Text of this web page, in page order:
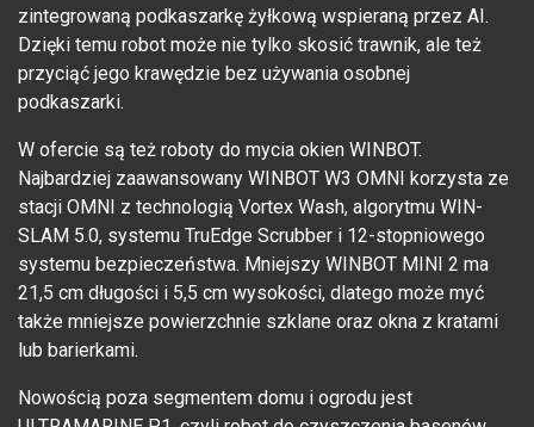
zintegrowaną podkaszarkę żyłkową wspieraną przez AI.
Dzięki temu robot może nie tylko skosić trawnik, ale też
przyciąć jego krawędzie bez używania osobnej
podkaszarki.
W ofercie są też roboty do mycia okien WINBOT.
Najbardziej zaawansowany WINBOT W3 OMNI korzysta ze
stacji OMNI z technologią Vortex Wash, algorytmu WIN-
SLAM 5.0, systemu TruEdge Scrubber i 12-stopniowego
systemu bezpieczeństwa. Mniejszy WINBOT MINI 2 ma
21,5 cm długości i 5,5 cm wysokości, dlatego może myć
także mniejsze powierzchnie szklane oraz okna z kratami
lub barierkami.
Nowością poza segmentem domu i ogrodu jest